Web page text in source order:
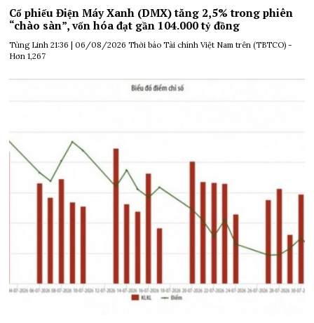
Cổ phiếu Điện Máy Xanh (DMX) tăng 2,5% trong phiên
“chào sàn”, vốn hóa đạt gần 104.000 tỷ đồng
Tùng Linh 21:36 | 06/08/2026 Thời báo Tài chính Việt Nam trên (TBTCO) -
Hơn 1,267